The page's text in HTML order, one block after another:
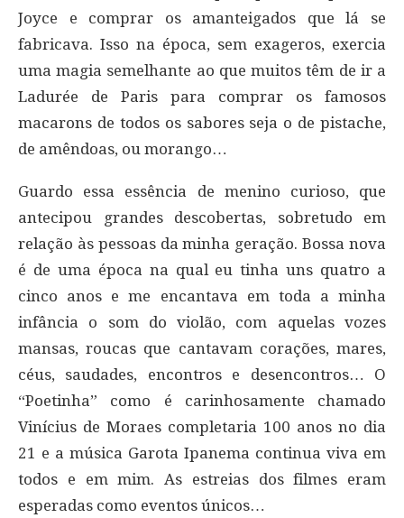
Joyce e comprar os amanteigados que lá se
fabricava. Isso na época, sem exageros, exercia
uma magia semelhante ao que muitos têm de ir a
Ladurée de Paris para comprar os famosos
macarons de todos os sabores seja o de pistache,
de amêndoas, ou morango…
Guardo essa essência de menino curioso, que
antecipou grandes descobertas, sobretudo em
relação às pessoas da minha geração. Bossa nova
é de uma época na qual eu tinha uns quatro a
cinco anos e me encantava em toda a minha
infância o som do violão, com aquelas vozes
mansas, roucas que cantavam corações, mares,
céus, saudades, encontros e desencontros… O
“Poetinha” como é carinhosamente chamado
Vinícius de Moraes completaria 100 anos no dia
21 e a música Garota Ipanema continua viva em
todos e em mim. As estreias dos filmes eram
esperadas como eventos únicos…